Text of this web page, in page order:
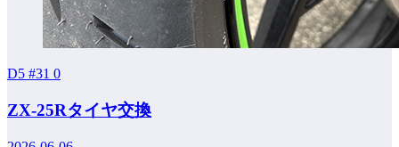
D5 #31 0
ZX-25Rタイヤ交換